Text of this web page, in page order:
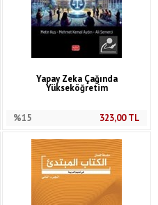
Yapay Zeka Çağında
Yükseköğretim
%15 323,00TL